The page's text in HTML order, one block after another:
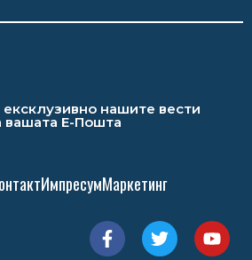
ексклузивно нашите вести
вашата Е-Пошта
ИмпресумМаркетинг